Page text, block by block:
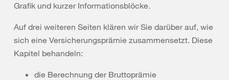
Grafik und kurzer Informationsblöcke.
Auf drei weiteren Seiten klären wir Sie darüber auf, wie
sich eine Versicherungsprämie zusammensetzt. Diese
Kapitel behandeln:
die Berechnung der Bruttoprämie